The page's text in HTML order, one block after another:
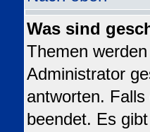
Was sind
Themen
Administrator
antworten.
beendet. Es